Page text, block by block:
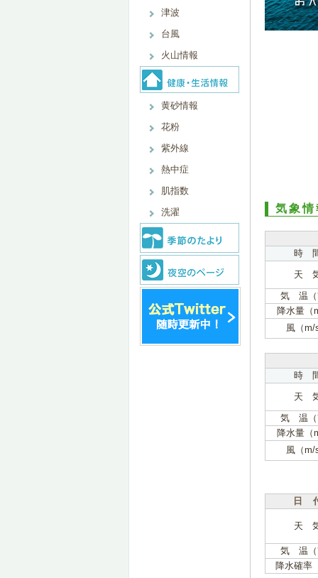
津波
台風
火山情報
黄砂情報
花粉
紫外線
熱中症
肌指数
洗濯
気象情
時
天
気 温
降水量（
風（m/
時
天
気 温
降水量（
風（m/
日
天
気 温
降水確率